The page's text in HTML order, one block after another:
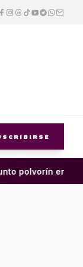
polvorín en